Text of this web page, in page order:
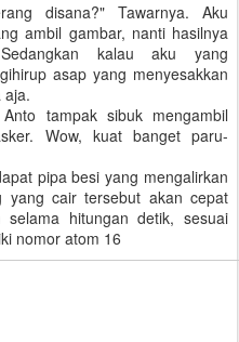
disana?" Tawarnya. Aku
ambil gambar, nanti hasilnya
kalau aku yang
asap yang menyesakkan
aja.
tampak sibuk mengambil
Wow, kuat banget paru-
pipa besi yang mengalirkan
yang cair tersebut akan cepat
hitungan detik, sesuai
nomor atom 16